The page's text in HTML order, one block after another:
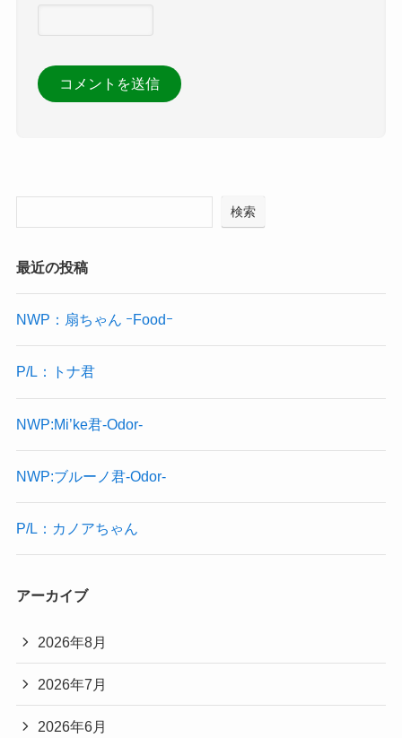
検索
最近の投稿
NWP：扇ちゃん ｰFoodｰ
P/L：トナ君
NWP:Mi’ke君-Odor-
NWP:ブルーノ君-Odor-
P/L：カノアちゃん
アーカイブ
2026年8月
2026年7月
2026年6月